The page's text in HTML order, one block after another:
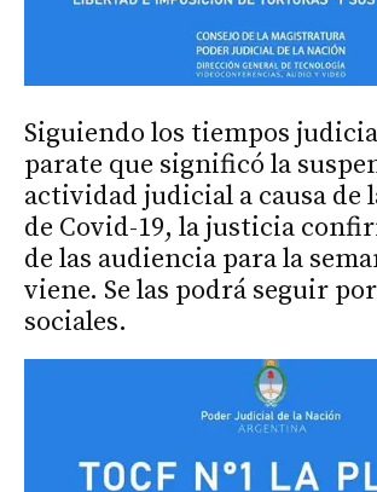
Siguiendo los tiempos
parate que significó la
actividad judicial a causa de
de Covid-19, la justicia
de las audiencia para la
viene. Se las podrá seguir
sociales.